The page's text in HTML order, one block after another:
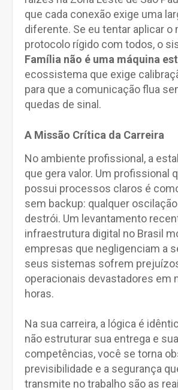
que cada conexão exige uma
diferente. Se eu tentar aplicar o
protocolo rígido com todos, o
Família não é uma máquina
ecossistema que exige
para que a comunicação flua
quedas de sinal.
A Missão Crítica da Carreira
No ambiente profissional, a
que gera valor. Um profissional
possui processos claros é
sem backup: qualquer
destrói. Um levantamento
infraestrutura digital no Brasil
empresas que negligenciam a
seus sistemas sofrem
operacionais devastadores em
horas.
Na sua carreira, a lógica é
não estruturar sua entrega e
competências, você se torna
previsibilidade e a segurança
transmite no trabalho são as